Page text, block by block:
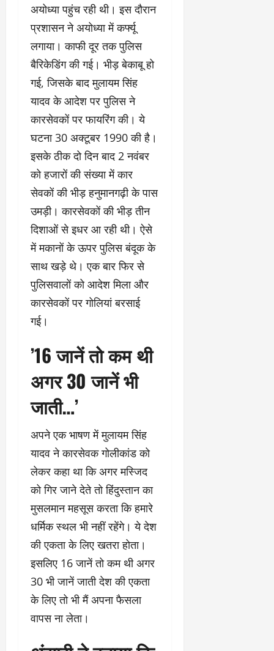
अयोध्या पहुंच रही थी। इस दौरान
प्रशासन ने अयोध्या में कर्फ्यू
लगाया। काफी दूर तक पुलिस
बैरिकेडिंग की गई। भीड़ बेकाबू हो
गई, जिसके बाद मुलायम सिंह
यादव के आदेश पर पुलिस ने
कारसेवकों पर फायरिंग की। ये
घटना 30 अक्टूबर 1990 की है।
इसके ठीक दो दिन बाद 2 नवंबर
को हजारों की संख्या में कार
सेवकों की भीड़ हनुमानगढ़ी के पास
उमड़ी। कारसेवकों की भीड़ तीन
दिशाओं से इधर आ रही थी। ऐसे
में मकानों के ऊपर पुलिस बंदूक के
साथ खड़े थे। एक बार फिर से
पुलिसवालों को आदेश मिला और
कारसेवकों पर गोलियां बरसाई
गई।
’16 जानें तो कम थी
अगर 30 जानें भी
जाती…’
अपने एक भाषण में मुलायम सिंह
यादव ने कारसेवक गोलीकांड को
लेकर कहा था कि अगर मस्जिद
को गिर जाने देते तो हिंदुस्तान का
मुसलमान महसूस करता कि हमारे
धर्मिक स्थल भी नहीं रहेंगे। ये देश
की एकता के लिए खतरा होता।
इसलिए 16 जानें तो कम थी अगर
30 भी जानें जाती देश की एकता
के लिए तो भी मैं अपना फैसला
वापस ना लेता।